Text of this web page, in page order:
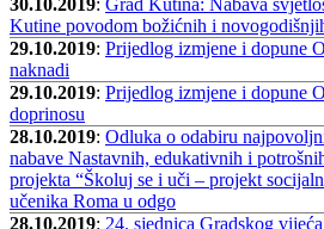
30.10.2019: Grad Kutina: Nabava
Kutine povodom božićnih i
29.10.2019: Prijedlog izmjene i dopune
naknadi
29.10.2019: Prijedlog izmjene i dopune
doprinosu
28.10.2019: Odluka o odabiru
nabave Nastavnih, edukativnih i
projekta “Školuj se i uči – projekt
učenika Roma u odgo
28.10.2019: 24. sjednica Gradskog